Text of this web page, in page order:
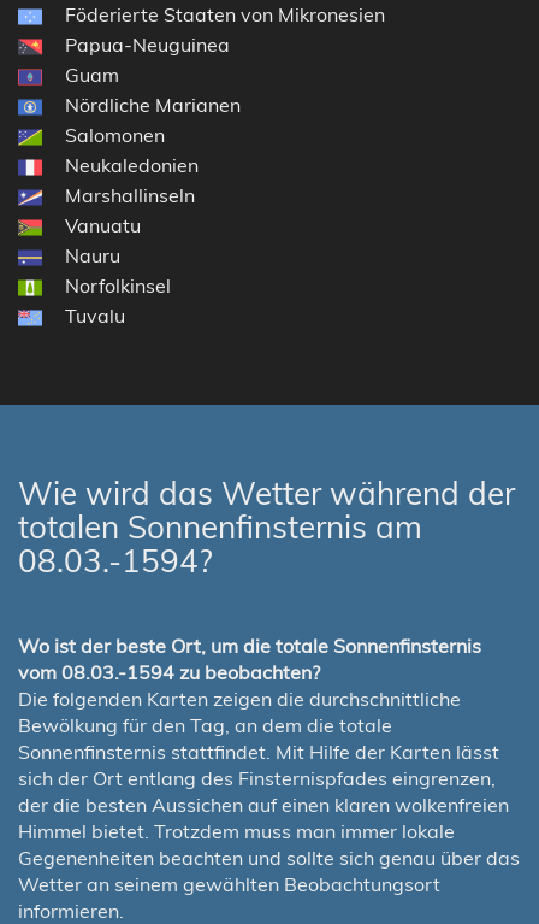
Föderierte Staaten von Mikronesien
Papua-Neuguinea
Guam
Nördliche Marianen
Salomonen
Neukaledonien
Marshallinseln
Vanuatu
Nauru
Norfolkinsel
Tuvalu
Wie wird das Wetter während der
totalen Sonnenfinsternis am
08.03.-1594?
Wo ist der beste Ort, um die totale Sonnenfinsternis
vom 08.03.-1594 zu beobachten?
Die folgenden Karten zeigen die durchschnittliche
Bewölkung für den Tag, an dem die totale
Sonnenfinsternis stattfindet. Mit Hilfe der Karten lässt
sich der Ort entlang des Finsternispfades eingrenzen,
der die besten Aussichen auf einen klaren wolkenfreien
Himmel bietet. Trotzdem muss man immer lokale
Gegenenheiten beachten und sollte sich genau über das
Wetter an seinem gewählten Beobachtungsort
informieren.